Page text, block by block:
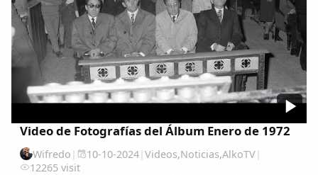
Video de Fotografías del Álbum Enero de 1972
Wifredo | 10-10-2024| Videos,Noticias,AlkoTV|
12265 visit
Copiar enlace